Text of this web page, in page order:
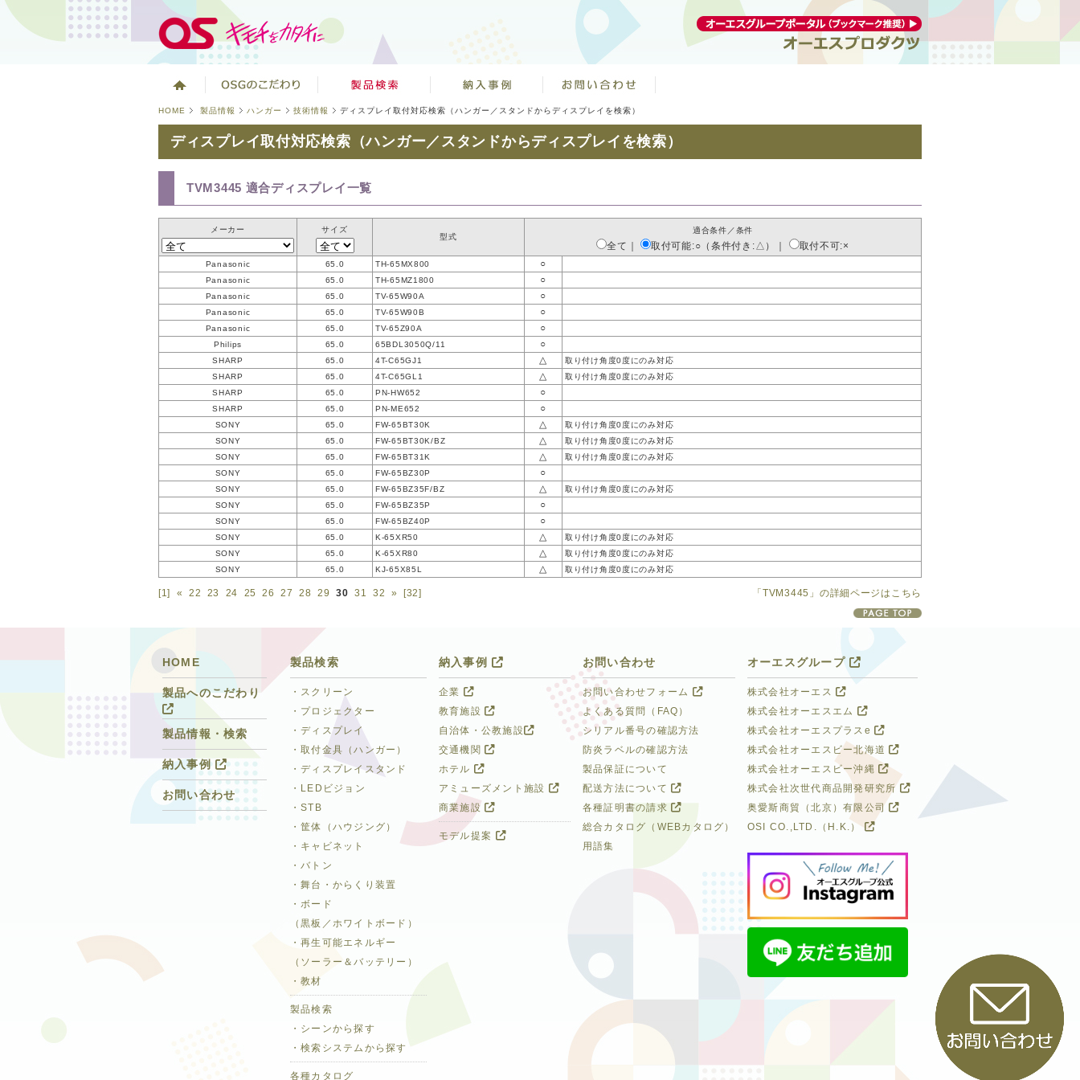
HOME 製品情報 ハンガー 技術情報 ディスプレイ取付対応検索（ハンガー／スタンドからディスプレイを検索）
ディスプレイ取付対応検索（ハンガー／スタンドからディスプレイを検索）
TVM3445 適合ディスプレイ一覧
メーカー
サイズ
型式
適合条件／条件
全て ｜ 取付可能:○（条件付き:△） 取付不可:×
Panasonic 65.0 TH-65MX800 ○
Panasonic 65.0 TH-65MZ1800 ○
Panasonic 65.0 TV-65W90A ○
Panasonic 65.0 TV-65W90B ○
Panasonic 65.0 TV-65Z90A ○
Philips 65.0 65BDL3050Q/11 ○
SHARP 65.0 4T-C65GJ1 △
取り付け角度0度にのみ対応
SHARP
65.0 4T-C65GL1 △
取り付け角度0度にのみ対応
SHARP
65.0 PN-HW652 ○
SHARP 65.0 PN-ME652 ○
SONY 65.0 FW-65BT30K △
取り付け角度0度にのみ対応
SONY
65.0 FW-65BT30K/BZ △
取り付け角度0度にのみ対応
SONY
65.0 FW-65BT31K △
取り付け角度0度にのみ対応
SONY
65.0 FW-65BZ30P ○
SONY 65.0 FW-65BZ35F/BZ △
取り付け角度0度にのみ対応
SONY
65.0 FW-65BZ35P ○
SONY 65.0 FW-65BZ40P ○
SONY 65.0 K-65XR50 △
取り付け角度0度にのみ対応
SONY
65.0 K-65XR80 △
取り付け角度0度にのみ対応
SONY
65.0 KJ-65X85L △ 取り付け角度0度にのみ対応
[1] « 22 23 24 25 26 27 28 29 30 31 32 » [32] 「TVM3445」の詳細ページはこちら
HOME
製品へのこだわり
製品情報・検索
納入事例
お問い合わせ
オーエスグループ
株式会社オーエス
株式会社オーエスエム
株式会社オーエスプラスe
株式会社オーエスビー北海道
株式会社オーエスビー沖縄
株式会社次世代商品開発研究所
奥愛斯商貿（北京）有限公司
OSI CO.,LTD.（H.K.）
お問い合わせ
お問い合わせフォーム
よくある質問（FAQ）
シリアル番号の確認方法
防炎ラベルの確認方法
製品保証について
配送方法について
各種証明書の請求
総合カタログ（WEBカタログ）
用語集
納入事例
企業
教育施設
自治体・公教施設
交通機関
ホテル
アミューズメント施設
商業施設
モデル提案
製品検索
・スクリーン
・プロジェクター
・ディスプレイ
・取付金具（ハンガー）
・ディスプレイスタンド
・LEDビジョン
・STB
・筐体（ハウジング）
・キャビネット
・バトン
・舞台・からくり装置
・ボード
（黒板／ホワイトボード）
・再生可能エネルギー
（ソーラー＆バッテリー）
・教材
製品検索
・シーンから探す
・検索システムから探す
各種カタログ